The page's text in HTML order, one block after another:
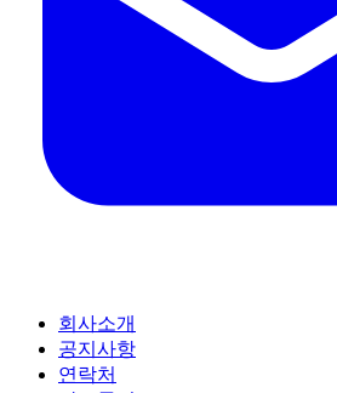
회사소개
공지사항
연락처